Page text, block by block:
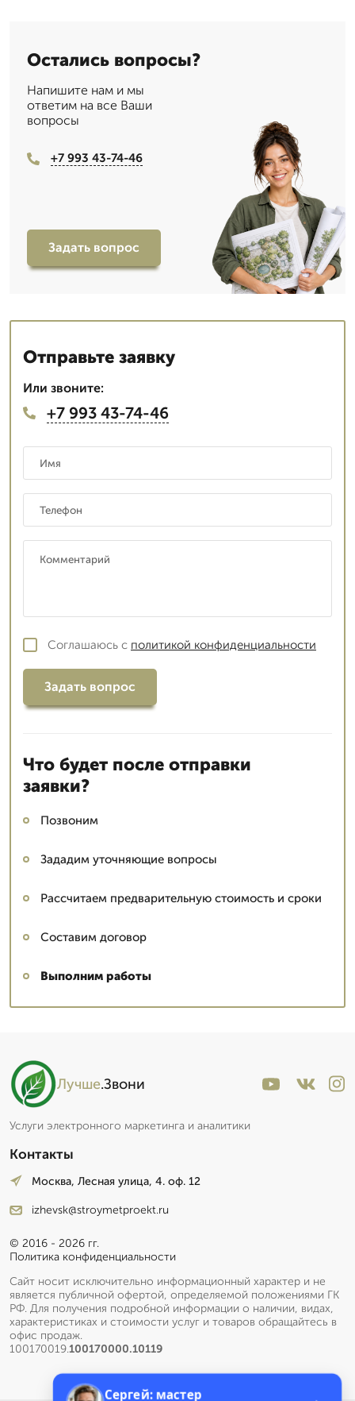
Остались вопросы?
Напишите нам и мы
ответим на все Ваши
вопросы
+7 993 43-74-46
Задать вопрос
Отправьте заявку
Или звоните:
+7 993 43-74-46
Соглашаюсь с политикой конфиденциальности
Задать вопрос
Что будет после отправки
заявки?
Позвоним
Зададим уточняющие вопросы
Рассчитаем предварительную стоимость и сроки
Составим договор
Выполним работы
Лучше.Звони
Услуги электронного маркетинга и аналитики
Контакты
Москва, Лесная улица, 4. оф. 12
izhevsk@stroymetproekt.ru
© 2016 - 2026 гг.
Политика конфиденциальности
Сайт носит исключительно информационный характер и не
является публичной офертой, определяемой положениями ГК
РФ. Для получения подробной информации о наличии, видах,
характеристиках и стоимости услуг и товаров обращайтесь в
офис продаж.
100170019.100170000.10119
Сергей: мастер